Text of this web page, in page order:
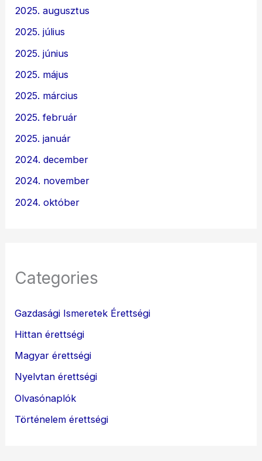
2025. augusztus
2025. július
2025. június
2025. május
2025. március
2025. február
2025. január
2024. december
2024. november
2024. október
Categories
Gazdasági Ismeretek Érettségi
Hittan érettségi
Magyar érettségi
Nyelvtan érettségi
Olvasónaplók
Történelem érettségi